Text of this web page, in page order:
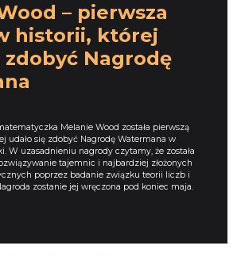
– pierwsza
historii, której
zdobyć Nagrodę
Melanie Wood została pierwszą
udało się zdobyć Nagrodę Watermana w
W uzasadnieniu nagrody czytamy, że została
tajemnic i najbardziej złożonych
poprzez badanie związku teorii liczb i
zostanie jej wręczona pod koniec maja.